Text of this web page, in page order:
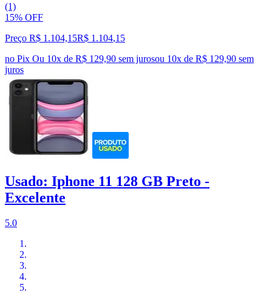
(1)
15% OFF
Preço R$ 1.104,15R$ 1.104,15
no Pix Ou 10x de R$ 129,90 sem jurosou 10x de R$ 129,90 sem
juros
Usado: Iphone 11 128 GB Preto -
Excelente
5.0